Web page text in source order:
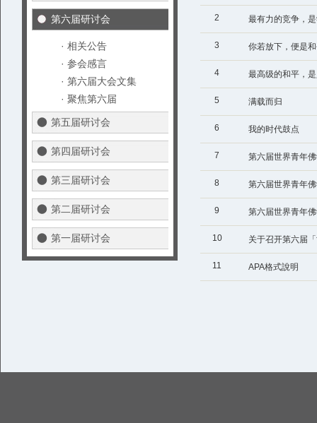
第六届研讨会
· 相关公告
· 参会感言
· 第六届大会文集
· 聚焦第六届
第五届研讨会
第四届研讨会
第三届研讨会
第二届研讨会
第一届研讨会
2 最有力的竞争，
3 你若放下，便是
4 最高级的和平，
5 满载而归
6 我的时代鼓点
7 第六届世界青年
8 第六届世界青年
9 第六届世界青年
10 关于召开第六届
11 APA格式說明